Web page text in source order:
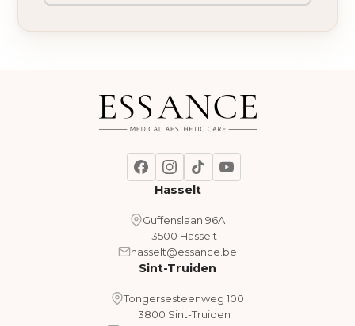
Hasselt
Guffenslaan 96A
3500 Hasselt
hasselt@essance.be
Sint-Truiden
Tongersesteenweg 100
3800 Sint-Truiden